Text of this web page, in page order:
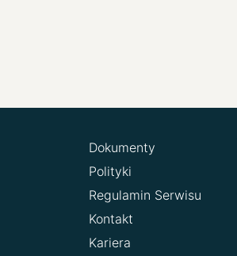
Dokumenty
Polityki
Regulamin Serwisu
Kontakt
Kariera